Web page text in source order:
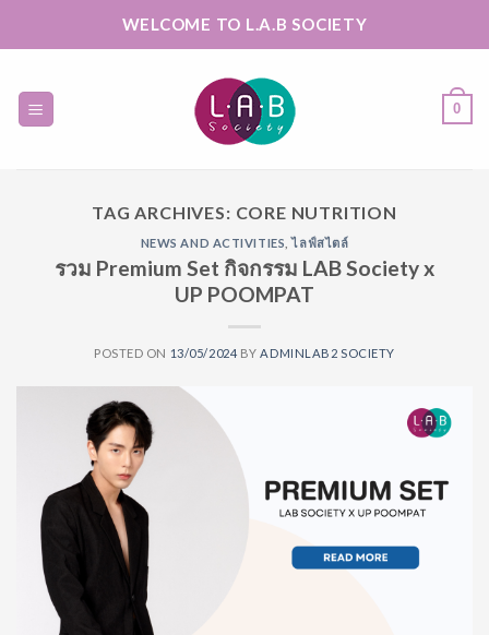
WELCOME TO L.A.B SOCIETY
0
TAG ARCHIVES: CORE NUTRITION
NEWS AND ACTIVITIES ,ไลฟ์สไตล์
รวม Premium Set กิจกรรม LAB Society x
UP POOMPAT
POSTED ON 13/05/2024 BY ADMINLAB2 SOCIETY